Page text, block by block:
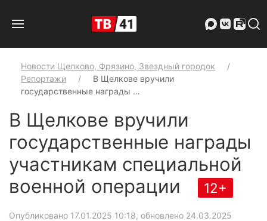
Новости Щелково, Фрязино, Звездный городок
Репортажи
В Щелкове вручили
государственные награды …
В Щелкове вручили
государственные награды
участникам специальной
военной операции
12+
Опубликовано 17.01.2025 10:18, обновлено 24.03.2025